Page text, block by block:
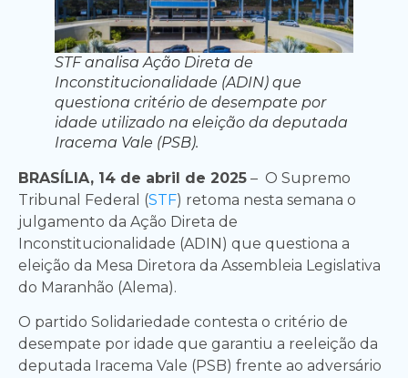
STF analisa Ação Direta de
Inconstitucionalidade (ADIN) que
questiona critério de desempate por
idade utilizado na eleição da deputada
Iracema Vale (PSB).
BRASÍLIA, 14 de abril de 2025 – O Supremo
Tribunal Federal (STF) retoma nesta semana o
julgamento da Ação Direta de
Inconstitucionalidade (ADIN) que questiona a
eleição da Mesa Diretora da Assembleia Legislativa
do Maranhão (Alema).
O partido Solidariedade contesta o critério de
desempate por idade que garantiu a reeleição da
deputada Iracema Vale (PSB) frente ao adversário